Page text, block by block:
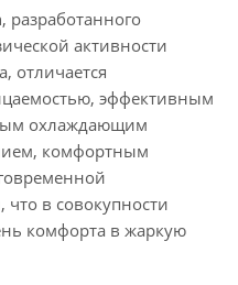
разработанного
активности
отличается
эффективным
охлаждающим
комфортным
в совокупности
комфорта в жаркую